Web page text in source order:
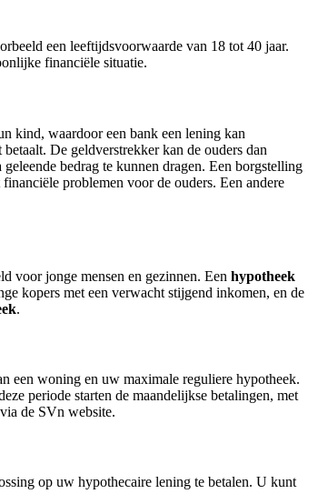
een leeftijdsvoorwaarde van 18 tot 40 jaar.
financiële situatie.
kind, waardoor een bank een lening kan
De geldverstrekker kan de ouders dan
bedrag te kunnen dragen. Een borgstelling
problemen voor de ouders. Een andere
voor jonge mensen en gezinnen. Een hypotheek
kopers met een verwacht stijgend inkomen, en de
.
een woning en uw maximale reguliere hypotheek.
periode starten de maandelijkse betalingen, met
de SVn website.
op uw hypothecaire lening te betalen. U kunt